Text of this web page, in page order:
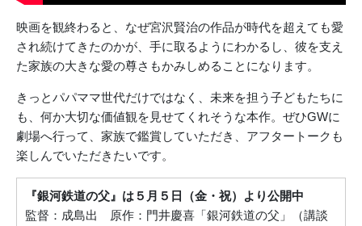
映画を観終わると、なぜ宮沢賢治の作品が時代を超えても愛
され続けてきたのかが、手に取るようにわかるし、彼を支え
た家族の大きな愛の尊さもかみしめることになります。
きっとパパママ世代だけではなく、未来を担う子どもたちに
も、何か大切な価値観を見せてくれそうな本作。ぜひGWに
劇場へ行って、家族で鑑賞していただき、アフタートークも
楽しんでいただきたいです。
『銀河鉄道の父』は５月５日（金・祝）より公開中
監督：成島出 原作：門井慶喜「銀河鉄道の父」（講談